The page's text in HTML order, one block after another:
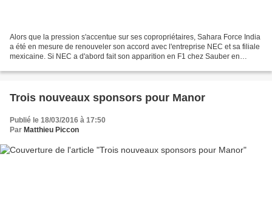
Alors que la pression s'accentue sur ses copropriétaires, Sahara Force India
a été en mesure de renouveler son accord avec l'entreprise NEC et sa filiale
mexicaine. Si NEC a d'abord fait son apparition en F1 chez Sauber en
Trois nouveaux sponsors pour Manor
Publié le 18/03/2016 à 17:50
Par Matthieu Piccon